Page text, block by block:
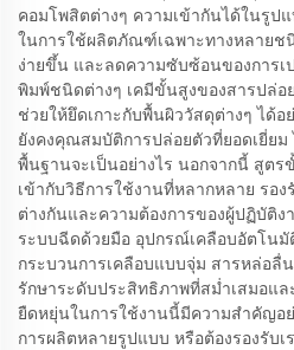
คอมโพสิตต่างๆ ความเข้ากันได้ในรูป
ในการใช้ผลิตภัณฑ์เฉพาะทางหลายช
ง่ายขึ้น และลดความซับซ้อนของการเ
พิมพ์ชนิดต่างๆ เคมีขั้นสูงของสารปล่
ช่วยให้ยึดเกาะกับพื้นผิววัสดุต่างๆ ได้
ยังคงคุณสมบัติการปล่อยตัวที่ยอดเยี่ย
พื้นฐานจะเป็นอย่างไร นอกจากนี้ สูตร
เข้ากับวิธีการใช้งานที่หลากหลาย รอ
ต่างกันและความต้องการของผู้ปฏิบัติง
ระบบฉีดด้วยมือ อุปกรณ์เคลือบอัตโนมั
กระบวนการเคลือบแบบจุ่ม สารหล่อลื่
รักษาระดับประสิทธิภาพที่สม่ำเสมอแล
ยืดหยุ่นในการใช้งานนี้มีความสำคัญอ
การผลิตหลายรูปแบบ หรือต้องรองรั